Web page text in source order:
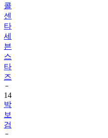
콜
센
타
세
븐
스
타
즈
14
박
보
검